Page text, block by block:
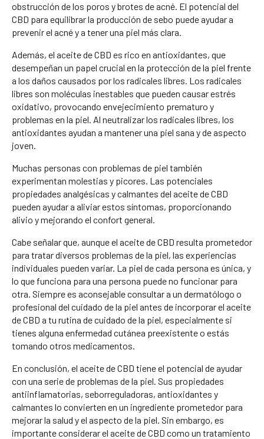
obstrucción de los poros y brotes de acné. El potencial del
CBD para equilibrar la producción de sebo puede ayudar a
prevenir el acné y a tener una piel más clara.
Además, el aceite de CBD es rico en antioxidantes, que
desempeñan un papel crucial en la protección de la piel frente
a los daños causados por los radicales libres. Los radicales
libres son moléculas inestables que pueden causar estrés
oxidativo, provocando envejecimiento prematuro y
problemas en la piel. Al neutralizar los radicales libres, los
antioxidantes ayudan a mantener una piel sana y de aspecto
joven.
Muchas personas con problemas de piel también
experimentan molestias y picores. Las potenciales
propiedades analgésicas y calmantes del aceite de CBD
pueden ayudar a aliviar estos síntomas, proporcionando
alivio y mejorando el confort general.
Cabe señalar que, aunque el aceite de CBD resulta prometedor
para tratar diversos problemas de la piel, las experiencias
individuales pueden variar. La piel de cada persona es única, y
lo que funciona para una persona puede no funcionar para
otra. Siempre es aconsejable consultar a un dermatólogo o
profesional del cuidado de la piel antes de incorporar el aceite
de CBD a tu rutina de cuidado de la piel, especialmente si
tienes alguna enfermedad cutánea preexistente o estás
tomando otros medicamentos.
En conclusión, el aceite de CBD tiene el potencial de ayudar
con una serie de problemas de la piel. Sus propiedades
antiinflamatorias, seborreguladoras, antioxidantes y
calmantes lo convierten en un ingrediente prometedor para
mejorar la salud y el aspecto de la piel. Sin embargo, es
importante considerar el aceite de CBD como un tratamiento